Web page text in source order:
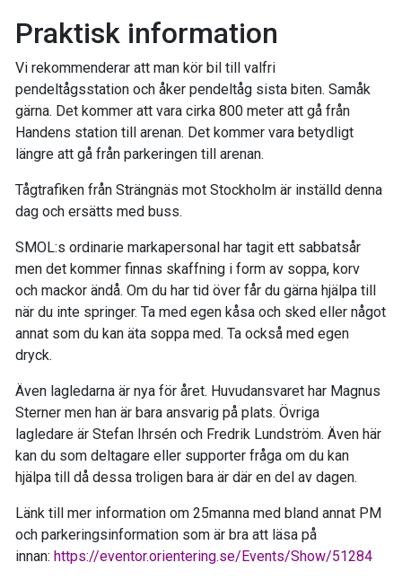
Praktisk information
Vi rekommenderar att man kör bil till valfri
pendeltågsstation och åker pendeltåg sista biten. Samåk
gärna. Det kommer att vara cirka 800 meter att gå från
Handens station till arenan. Det kommer vara betydligt
längre att gå från parkeringen till arenan.
Tågtrafiken från Strängnäs mot Stockholm är inställd denna
dag och ersätts med buss.
SMOL:s ordinarie markapersonal har tagit ett sabbatsår
men det kommer finnas skaffning i form av soppa, korv
och mackor ändå. Om du har tid över får du gärna hjälpa till
när du inte springer. Ta med egen kåsa och sked eller något
annat som du kan äta soppa med. Ta också med egen
dryck.
Även lagledarna är nya för året. Huvudansvaret har Magnus
Sterner men han är bara ansvarig på plats. Övriga
lagledare är Stefan Ihrsén och Fredrik Lundström. Även här
kan du som deltagare eller supporter fråga om du kan
hjälpa till då dessa troligen bara är där en del av dagen.
Länk till mer information om 25manna med bland annat PM
och parkeringsinformation som är bra att läsa på
innan: https://eventor.orientering.se/Events/Show/51284